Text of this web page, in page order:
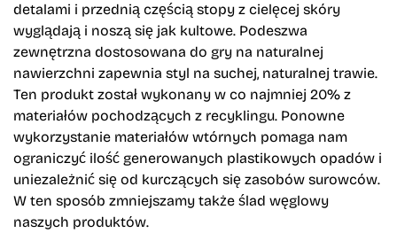
detalami i przednią częścią stopy z cielęcej skóry
wyglądają i noszą się jak kultowe. Podeszwa
zewnętrzna dostosowana do gry na naturalnej
nawierzchni zapewnia styl na suchej, naturalnej trawie.
Ten produkt został wykonany w co najmniej 20% z
materiałów pochodzących z recyklingu. Ponowne
wykorzystanie materiałów wtórnych pomaga nam
ograniczyć ilość generowanych plastikowych opadów i
uniezależnić się od kurczących się zasobów surowców.
W ten sposób zmniejszamy także ślad węglowy
naszych produktów.